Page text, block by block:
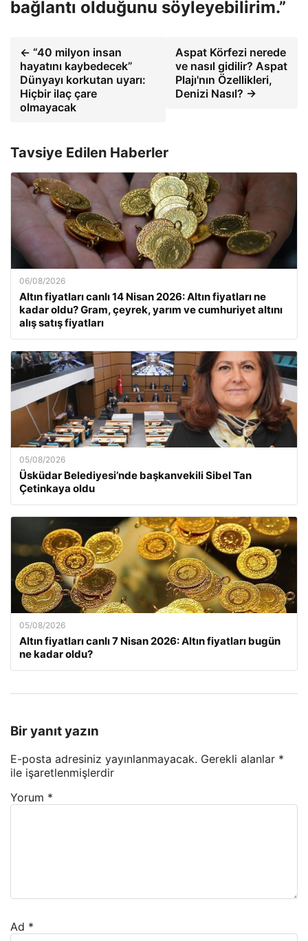
bağlantı olduğunu söyleyebilirim.”
← “40 milyon insan
hayatını kaybedecek”
Dünyayı korkutan uyarı:
Hiçbir ilaç çare
olmayacak
Aspat Körfezi nerede
ve nasıl gidilir? Aspat
Plajı'nın Özellikleri,
Denizi Nasıl? →
Tavsiye Edilen Haberler
06/08/2026
Altın fiyatları canlı 14 Nisan 2026: Altın fiyatları ne
kadar oldu? Gram, çeyrek, yarım ve cumhuriyet altını
alış satış fiyatları
05/08/2026
Üsküdar Belediyesi’nde başkanvekili Sibel Tan
Çetinkaya oldu
05/08/2026
Altın fiyatları canlı 7 Nisan 2026: Altın fiyatları bugün
ne kadar oldu?
Bir yanıt yazın
E-posta adresiniz yayınlanmayacak. Gerekli alanlar *
ile işaretlenmişlerdir
Yorum *
Ad *